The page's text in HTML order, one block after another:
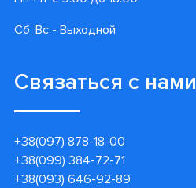
Сб, Вс - Выходной
Связаться с нами
+38(097) 878-18-00
+38(099) 384-72-71
+38(093) 646-92-89